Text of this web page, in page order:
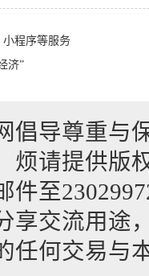
程序等服务
济”
倡导尊重与
烦请提供版
件至
享交流用途
任何交易与